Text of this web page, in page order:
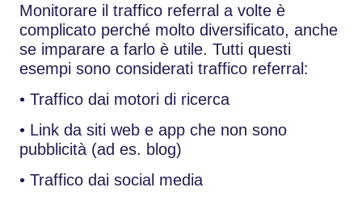
Monitorare il traffico referral a volte è
complicato perché molto diversificato, anche
se imparare a farlo è utile. Tutti questi
esempi sono considerati traffico referral:
• Traffico dai motori di ricerca
• Link da siti web e app che non sono
pubblicità (ad es. blog)
• Traffico dai social media